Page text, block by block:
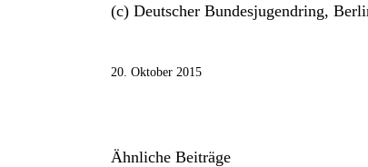
(c) Deutscher Bundesjugendring,
20. Oktober 2015
Ähnliche Beiträge